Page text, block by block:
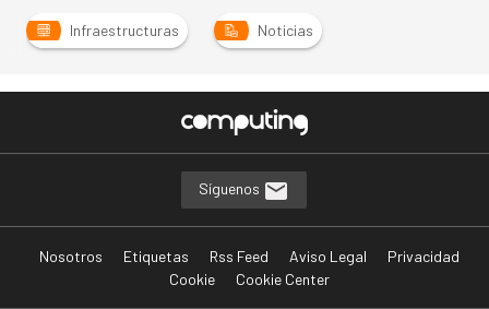
Infraestructuras Noticias
Síguenos
Nosotros Etiquetas Rss Feed Aviso Legal
Privacidad
Cookie
Cookie Center